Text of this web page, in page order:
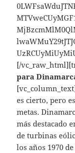
[/
para
es cierto, pero
metas.
más destacado
de turbinas
los años 1970